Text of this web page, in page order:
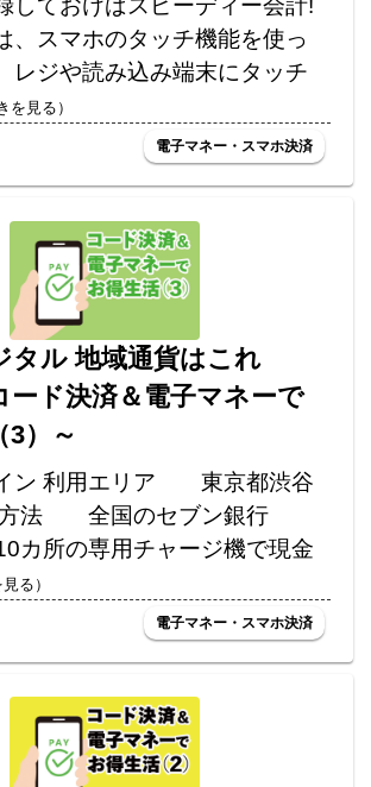
しておけばスピーディー会計!
、スマホのタッチ機能を使っ
レジや読み込み端末にタッチ
を見る）
電子マネー・スマホ決済
タル 地域通貨はこれ
ド決済＆電子マネーで
3）～
ン 利用エリア 東京都渋谷
方法 全国のセブン銀行
カ所の専用チャージ機で現金
る）
電子マネー・スマホ決済